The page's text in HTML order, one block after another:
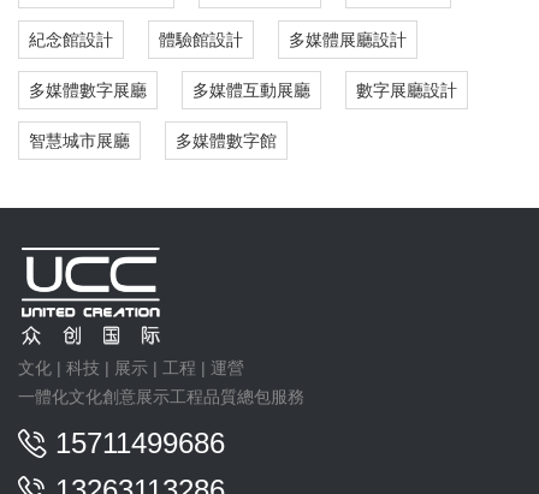
紀念館設計 體驗館設計 多媒體展廳設計
多媒體數字展廳 多媒體互動展廳 數字展廳設計
智慧城市展廳 多媒體數字館
文化 | 科技 | 展示 | 工程 | 運營
一體化文化創意展示工程品質總包服務
15711499686